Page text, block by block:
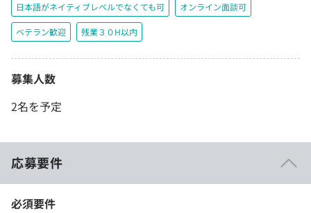
日本語がネイティブレベルでなくても可 オンライン面談可
ベテラン歓迎 残業３０H以内
募集人数
2名を予定
応募要件
必須要件